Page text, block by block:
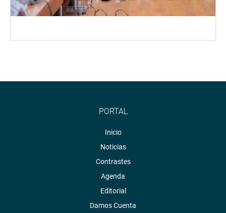
PORTAL
Inicio
Noticias
Contrastes
Agenda
Editorial
Damos Cuenta